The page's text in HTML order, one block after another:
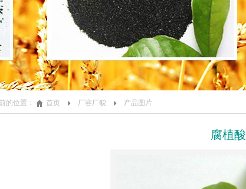
的位置： 首页 厂容厂貌 产品图片
腐植酸